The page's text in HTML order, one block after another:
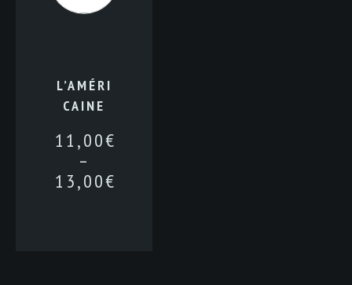
L’AMÉRI
CAINE
11,00€
–
13,00€